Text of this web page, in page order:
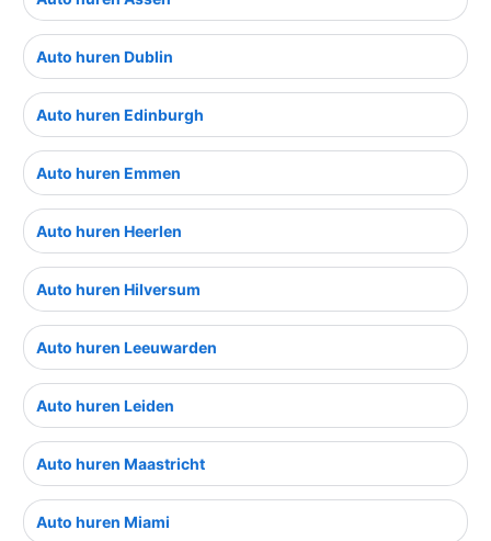
Auto huren Dublin
Auto huren Edinburgh
Auto huren Emmen
Auto huren Heerlen
Auto huren Hilversum
Auto huren Leeuwarden
Auto huren Leiden
Auto huren Maastricht
Auto huren Miami